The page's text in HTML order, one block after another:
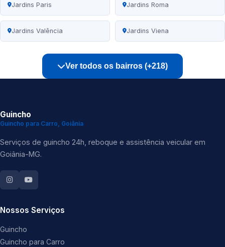
Jardins Paris Jardins Roma
Jardins Valência Jardins Viena
Ver todos os bairros (+218)
Guincho
Guincho para Carro, Goiânia
Serviços de guincho 24h, reboque e assistência veicular em
Goiânia-MG.
Nossos Serviços
Guincho
Guincho para Carro